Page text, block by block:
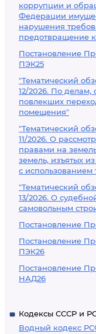
коррупции и
Федерации
нарушения
предотвращение
Постановление
ПЭК25
"Тематический
12/2026. По
повлекших
помещения"
"Тематический
11/2026. О
правами на
земель, изъятых
с использованием
"Тематический
13/2026. О
самовольным
Постановление
Постановление
ПЭК26
Постановление
НАД26
Кодексы СССР и
Водный кодекс